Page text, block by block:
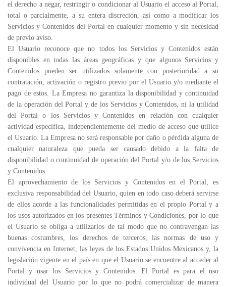
el derecho a negar, restringir o condicionar al Usuario el acceso al Portal,
total o parcialmente, a su entera discreción, así como a modificar los
Servicios y Contenidos del Portal en cualquier momento y sin necesidad
de previo aviso.
El Usuario reconoce que no todos los Servicios y Contenidos están
disponibles en todas las áreas geográficas y que algunos Servicios y
Contenidos pueden ser utilizados solamente con posterioridad a su
contratación, activación o registro previo por el Usuario y/o mediante el
pago de estos. La Empresa no garantiza la disponibilidad y continuidad
de la operación del Portal y de los Servicios y Contenidos, ni la utilidad
del Portal o los Servicios y Contenidos en relación con cualquier
actividad específica, independientemente del medio de acceso que utilice
el Usuario. La Empresa no será responsable por daño o pérdida alguna de
cualquier naturaleza que pueda ser causado debido a la falta de
disponibilidad o continuidad de operación del Portal y/o de los Servicios
y Contenidos.
El aprovechamiento de los Servicios y Contenidos en el Portal, es
exclusiva responsabilidad del Usuario, quien en todo caso deberá servirse
de ellos acorde a las funcionalidades permitidas en el propio Portal y a
los usos autorizados en los presentes Términos y Condiciones, por lo que
el Usuario se obliga a utilizarlos de tal modo que no contravengan las
buenas costumbres, los derechos de terceros, las normas de uso y
convivencia en Internet, las leyes de los Estados Unidos Mexicanos y, la
legislación vigente en el país en que el Usuario se encuentre al acceder al
Portal y usar los Servicios y Contenidos. El Portal es para el uso
individual del Usuario por lo que no podrá comercializar de manera